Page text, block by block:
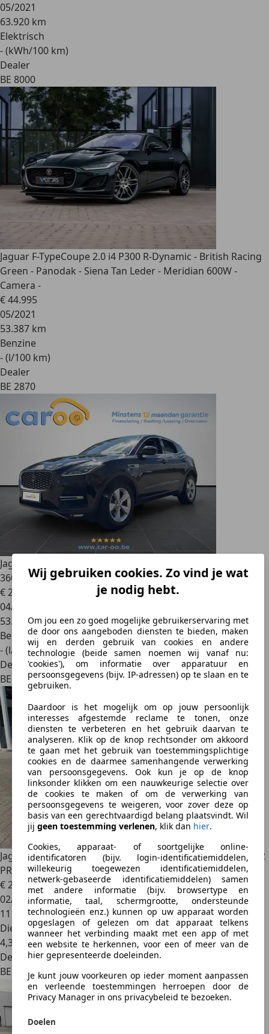
Wij gebruiken cookies. Zo vind je wat
je nodig hebt.
Om jou een zo goed mogelijke gebruikerservaring met
de door ons aangeboden diensten te bieden, maken
wij en derden gebruik van cookies en andere
technologie (beide samen noemen wij vanaf nu:
'cookies'), om informatie over apparatuur en
persoonsgegevens (bijv. IP-adressen) op te slaan en te
gebruiken.
Daardoor is het mogelijk om op jouw persoonlijk
interesses afgestemde reclame te tonen, onze
diensten te verbeteren en het gebruik daarvan te
analyseren. Klik op de knop rechtsonder om akkoord
te gaan met het gebruik van toestemmingsplichtige
cookies en de daarmee samenhangende verwerking
van persoonsgegevens. Ook kun je op de knop
linksonder klikken om een nauwkeurige selectie over
de cookies te maken of om de verwerking van
persoonsgegevens te weigeren, voor zover deze op
basis van een gerechtvaardigd belang plaatsvindt. Wil
jij geen toestemming verlenen, klik dan hier.
Cookies, apparaat- of soortgelijke online-
identificatoren (bijv. login-identificatiemiddelen,
willekeurig toegewezen identificatiemiddelen,
netwerk-gebaseerde identificatiemiddelen) samen
met andere informatie (bijv. browsertype en
informatie, taal, schermgrootte, ondersteunde
technologieën enz.) kunnen op uw apparaat worden
opgeslagen of gelezen om dat apparaat telkens
wanneer het verbinding maakt met een app of met
een website te herkennen, voor een of meer van de
hier gepresenteerde doeleinden.
Je kunt jouw voorkeuren op ieder moment aanpassen
en verleende toestemmingen herroepen door de
Privacy Manager in ons privacybeleid te bezoeken.
Doelen
05/2021
63.920 km
Elektrisch
- (kWh/100 km)
Dealer
BE 8000
Jaguar F-TypeCoupe 2.0 i4 P300 R-Dynamic - British Racing
Green - Panodak - Siena Tan Leder - Meridian 600W -
Camera -
€ 44.995
05/2021
53.387 km
Benzine
- (l/100 km)
Dealer
BE 2870
Jaguar E-Pace
360° CAMERA - AUTOMAAT*
€ 22.899
04/2021
53.884 km
Benzine
- (l/100 km)
Dealer
BE 1861
Jaguar XE2.0 D R-Dynamic S 204pk Led/Camera/Leder 2022
PROMO!
€ 20.9991
02/2022
111.000 km
Diesel
4,3 l/100 km (comb.)
Dealer
BE 3550